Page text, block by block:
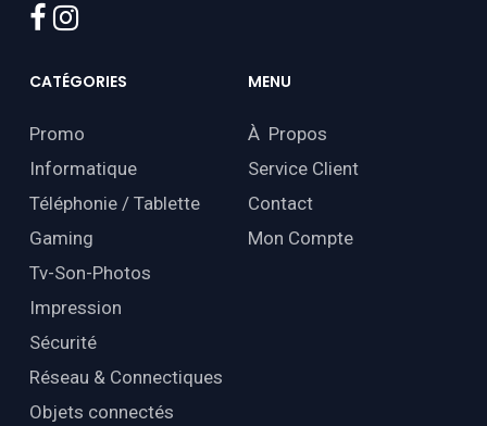
facebook
instagram
CATÉGORIES
Promo
Informatique
Téléphonie / Tablette
Gaming
Tv-Son-Photos
Impression
Sécurité
Réseau & Connectiques
Objets connectés
MENU
À Propos
Service Client
Contact
Mon Compte